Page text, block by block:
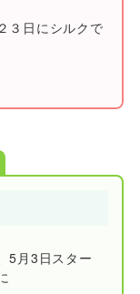
３日にシルクで
5月3日スター